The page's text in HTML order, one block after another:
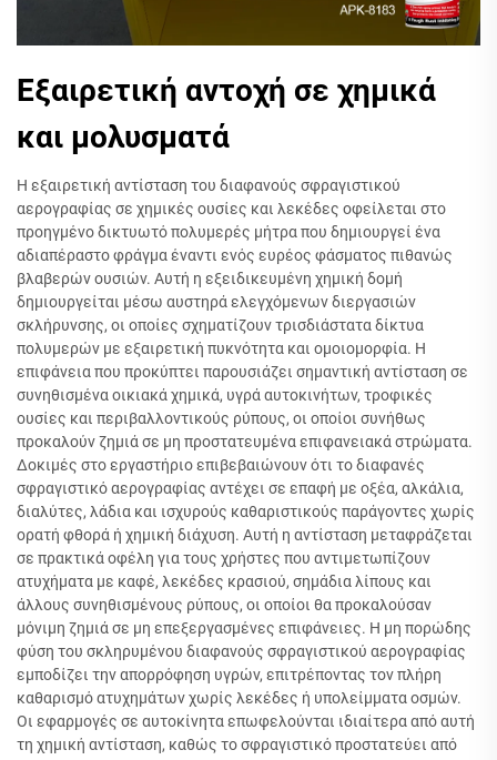
Εξαιρετική αντοχή σε χημικά
και μολυσματά
Η εξαιρετική αντίσταση του διαφανούς σφραγιστικού
αερογραφίας σε χημικές ουσίες και λεκέδες οφείλεται στο
προηγμένο δικτυωτό πολυμερές μήτρα που δημιουργεί ένα
αδιαπέραστο φράγμα έναντι ενός ευρέος φάσματος πιθανώς
βλαβερών ουσιών. Αυτή η εξειδικευμένη χημική δομή
δημιουργείται μέσω αυστηρά ελεγχόμενων διεργασιών
σκλήρυνσης, οι οποίες σχηματίζουν τρισδιάστατα δίκτυα
πολυμερών με εξαιρετική πυκνότητα και ομοιομορφία. Η
επιφάνεια που προκύπτει παρουσιάζει σημαντική αντίσταση σε
συνηθισμένα οικιακά χημικά, υγρά αυτοκινήτων, τροφικές
ουσίες και περιβαλλοντικούς ρύπους, οι οποίοι συνήθως
προκαλούν ζημιά σε μη προστατευμένα επιφανειακά στρώματα.
Δοκιμές στο εργαστήριο επιβεβαιώνουν ότι το διαφανές
σφραγιστικό αερογραφίας αντέχει σε επαφή με οξέα, αλκάλια,
διαλύτες, λάδια και ισχυρούς καθαριστικούς παράγοντες χωρίς
ορατή φθορά ή χημική διάχυση. Αυτή η αντίσταση μεταφράζεται
σε πρακτικά οφέλη για τους χρήστες που αντιμετωπίζουν
ατυχήματα με καφέ, λεκέδες κρασιού, σημάδια λίπους και
άλλους συνηθισμένους ρύπους, οι οποίοι θα προκαλούσαν
μόνιμη ζημιά σε μη επεξεργασμένες επιφάνειες. Η μη πορώδης
φύση του σκληρυμένου διαφανούς σφραγιστικού αερογραφίας
εμποδίζει την απορρόφηση υγρών, επιτρέποντας τον πλήρη
καθαρισμό ατυχημάτων χωρίς λεκέδες ή υπολείμματα οσμών.
Οι εφαρμογές σε αυτοκίνητα επωφελούνται ιδιαίτερα από αυτή
τη χημική αντίσταση, καθώς το σφραγιστικό προστατεύει από